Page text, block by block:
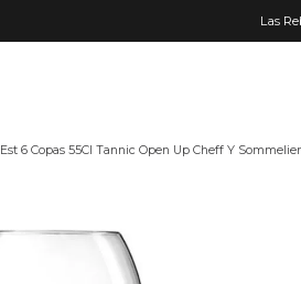
Las
termo
Est 6 Copas 55Cl Tannic Open Up Cheff Y Sommelier